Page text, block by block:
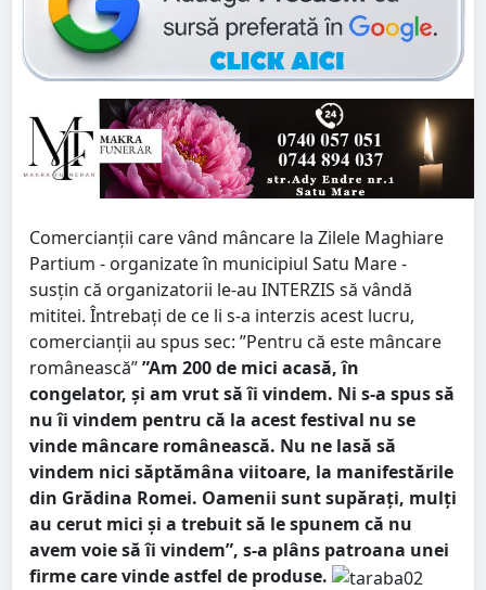
Comercianții care vând mâncare la Zilele Maghiare
Partium - organizate în municipiul Satu Mare -
susțin că organizatorii le-au INTERZIS să vândă
mititei. Întrebați de ce li s-a interzis acest lucru,
comercianții au spus sec: ”Pentru că este mâncare
românească””Am 200 de mici acasă, în
congelator, și am vrut să îi vindem. Ni s-a spus să
nu îi vindem pentru că la acest festival nu se
vinde mâncare românească. Nu ne lasă să
vindem nici săptămâna viitoare, la manifestările
din Grădina Romei. Oamenii sunt supărați, mulți
au cerut mici și a trebuit să le spunem că nu
avem voie să îi vindem”, s-a plâns patroana unei
firme care vinde astfel de produse.